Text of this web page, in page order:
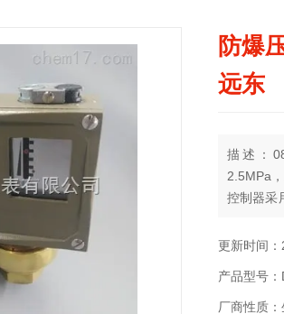
防爆
远东
描述：
2.5MPa
控制器采
围-
更新时间
产品型号
厂商性质